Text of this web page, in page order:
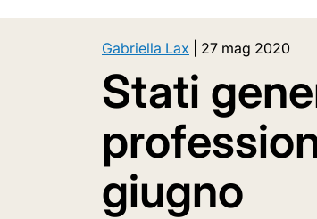
Gabriella Lax 27 mag 2020
Stati
giugno